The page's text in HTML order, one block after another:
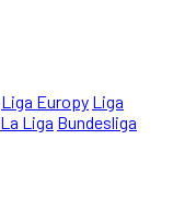
Liga Europy Liga
La Liga Bundesliga